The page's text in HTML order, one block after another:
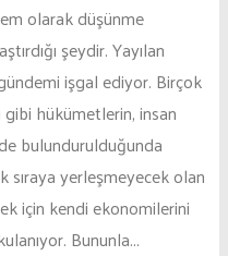
olarak düşünme
şeydir. Yayılan
işgal ediyor. Birçok
hükümetlerin, insan
bulundurulduğunda
sıraya yerleşmeyecek olan
için kendi ekonomilerini
Bununla...